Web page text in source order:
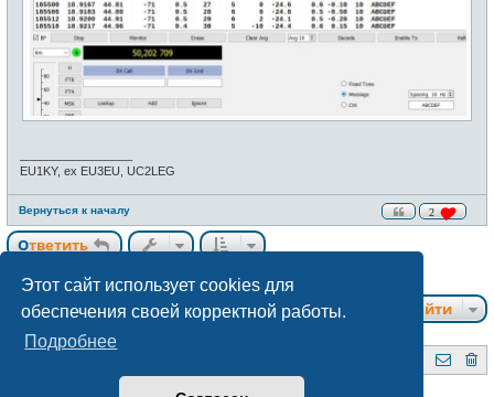
Этот сайт использует cookies для
обеспечения своей корректной работы.
Подробнее
2
EU1KY, ex EU3EU, UC2LEG
Вернуться к началу
Ответить
Перейти
Создано на основе